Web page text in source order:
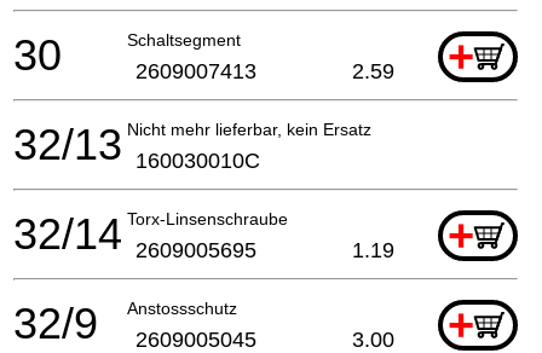
Schaltsegment +
30 2609007413 2.59
Nicht mehr lieferbar, kein Ersatz
32/13 160030010C
Torx-Linsenschraube +
32/14 2609005695 1.19
Anstossschutz +
32/9 2609005045 3.00